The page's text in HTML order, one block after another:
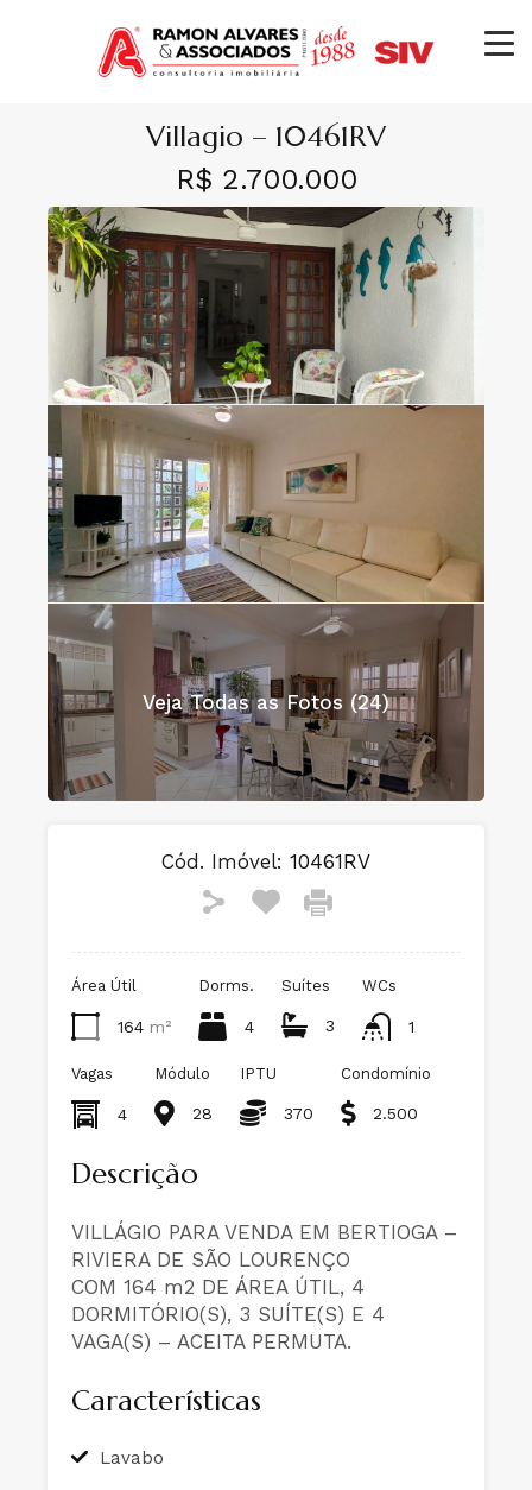
Villagio – 10461RV
R$ 2.700.000
Veja Todas as Fotos (24)
Cód. Imóvel: 10461RV
Dorms.
4
WCs
1
Vagas
4
Área Útil
164 m²
Suítes
3
Módulo
28
IPTU
370
Condomínio
2.500
Descrição
VILLÁGIO PARA VENDA EM BERTIOGA –
RIVIERA DE SÃO LOURENÇO
COM 164 m2 DE ÁREA ÚTIL, 4
DORMITÓRIO(S), 3 SUÍTE(S) E 4
VAGA(S) – ACEITA PERMUTA.
Características
Lavabo